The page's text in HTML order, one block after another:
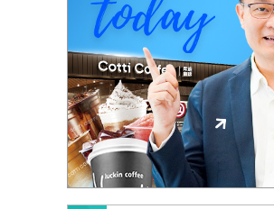
ปรึกษา
การ
ลงทุน
และ